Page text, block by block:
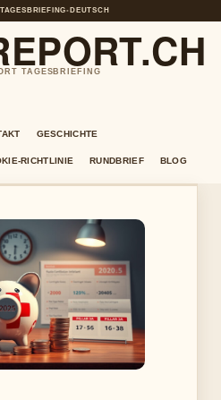
• DEUTSCH
TAGESBRIEFING
GESCHICHTE
RICHTLINIE RUNDBRIEF BLOG